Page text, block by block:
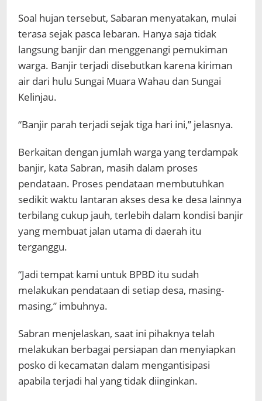
Soal hujan tersebut, Sabaran menyatakan, mulai
terasa sejak pasca lebaran. Hanya saja tidak
langsung banjir dan menggenangi pemukiman
warga. Banjir terjadi disebutkan karena kiriman
air dari hulu Sungai Muara Wahau dan Sungai
Kelinjau.
“Banjir parah terjadi sejak tiga hari ini,” jelasnya.
Berkaitan dengan jumlah warga yang terdampak
banjir, kata Sabran, masih dalam proses
pendataan. Proses pendataan membutuhkan
sedikit waktu lantaran akses desa ke desa lainnya
terbilang cukup jauh, terlebih dalam kondisi banjir
yang membuat jalan utama di daerah itu
terganggu.
“Jadi tempat kami untuk BPBD itu sudah
melakukan pendataan di setiap desa, masing-
masing,” imbuhnya.
Sabran menjelaskan, saat ini pihaknya telah
melakukan berbagai persiapan dan menyiapkan
posko di kecamatan dalam mengantisipasi
apabila terjadi hal yang tidak diinginkan.